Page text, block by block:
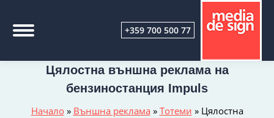
+359 700 500 77
Начало» Външна реклама » Тотеми » Цялостна
Цялостна външна реклама на
бензиностанция Impuls